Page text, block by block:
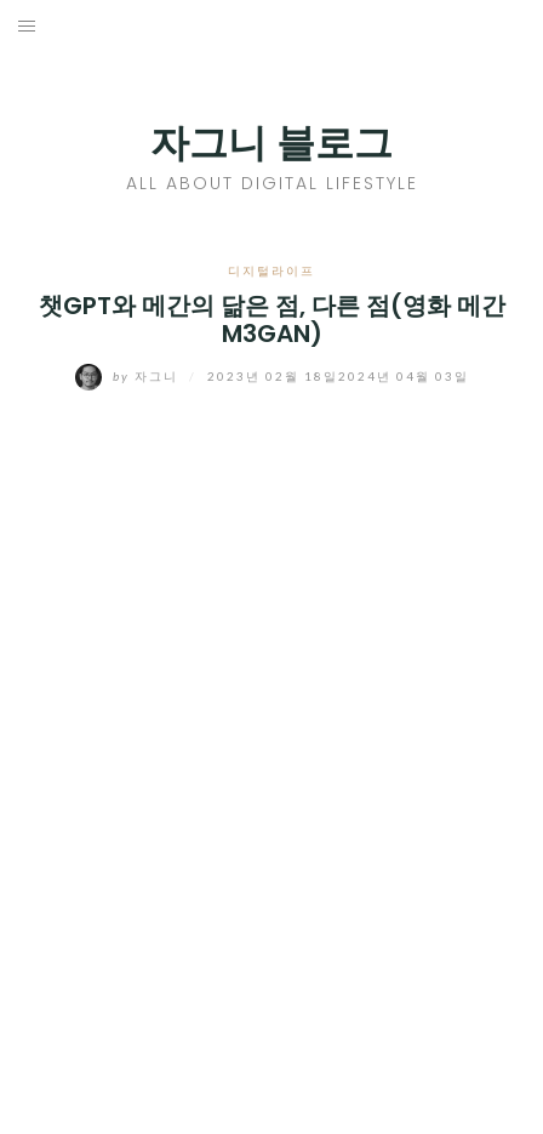
Skip
자그니 블로그
ALL ABOUT DIGITAL LIFESTYLE
디지털라이프
챗GPT와 메간의 닮은 점, 다른 점(영화 메간
M3GAN)
by 자그니 2023년 02월 18일 2024년 04월 03일
CHILD
디지털트렌드
디지털라이프
EXPAND